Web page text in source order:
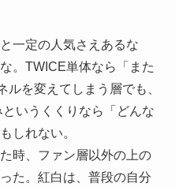
一定の人気さえあるな
。TWICE単体なら「また
ルを変えてしまう層でも、
いうくくりなら「どんな
しれない。
時、ファン層以外の上の
た。紅白は、普段の自分